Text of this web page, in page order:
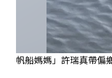
帆船媽媽」許瑞真帶偏